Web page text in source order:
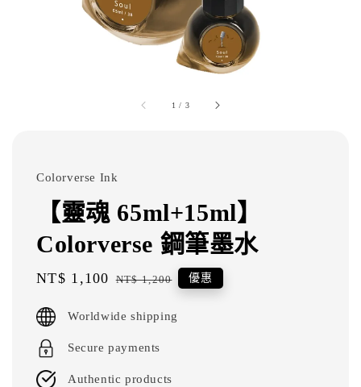
1 / 3
Colorverse Ink
【靈魂 65ml+15ml】
Colorverse 鋼筆墨水
Sale
NT$ 1,100 Regular
NT$ 1,200 優惠
Worldwide shipping
Secure payments
Authentic products